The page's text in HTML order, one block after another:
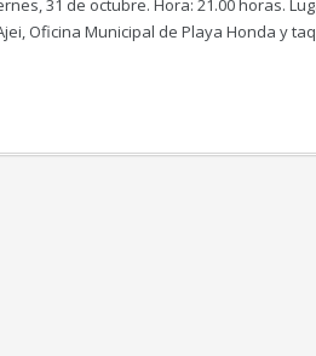
31 de octubre. Hora: 21.00 horas.
Oficina Municipal de Playa Honda y